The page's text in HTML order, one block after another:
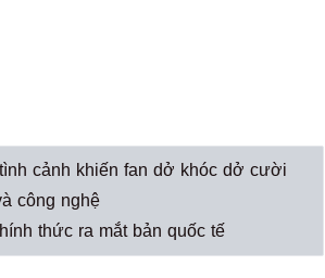
cảnh khiến fan dở khóc dở cười
công nghệ
thức ra mắt bản quốc tế